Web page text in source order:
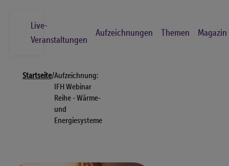
Live-
Veranstaltungen
Aufzeichnungen Themen Magazin
Startseite/Aufzeichnung:
IFH Webinar
Reihe - Wärme-
und
Energiesysteme
Los
Live-Veranstaltungen